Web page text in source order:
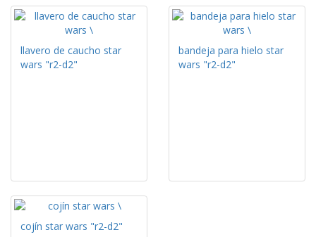
llavero de caucho star
wars "r2-d2"
bandeja para hielo star
wars "r2-d2"
cojín star wars "r2-d2"